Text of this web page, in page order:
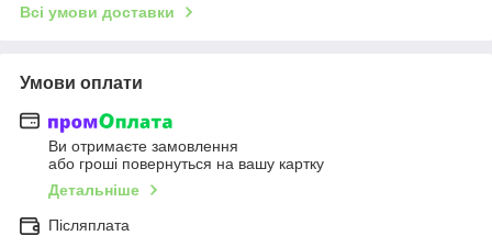
Всі умови доставки
Умови оплати
Ви отримаєте замовлення
або гроші повернуться на вашу картку
Детальніше
Післяплата